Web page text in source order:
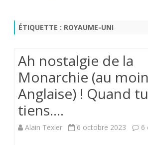
ÉTIQUETTE : ROYAUME-UNI
Ah nostalgie de la
Monarchie (au
Anglaise) ! Quand
tiens….
Alain Texier 6 octobre 2023 6